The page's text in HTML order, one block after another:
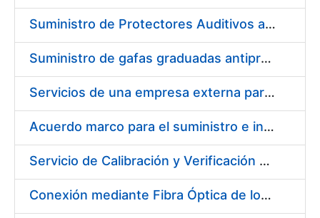
Suministro de Protectores Auditivos a medida para las personas trabajadoras de los Centros de Trabajo de Madrid y Burgos
Suministro de gafas graduadas antiproyecciones para los trabajadores de la FNMT-RCM en los centros de trabajo de Madrid y Burgos
Servicios de una empresa externa para el asesoramiento y resolución de los recursos de alzada que se presentan relacionados con procesos de selección para la FNMT-RCM
Acuerdo marco para el suministro e instalación de persianas, estores y otros complementos
Servicio de Calibración y Verificación Externa de los Equipos de Medición del Servicio de Prevención de la FNMT-RCM
Conexión mediante Fibra Óptica de los Centros de Proceso de Datos (CPDs) de las sedes de la FNMT-RCM de Burgos y Madrid